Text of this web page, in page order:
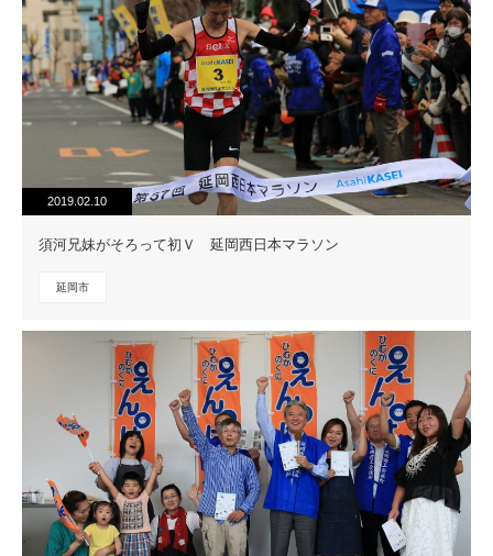
2019.02.10
須河兄妹がそろって初Ｖ 延岡西日本マラソン
延岡市